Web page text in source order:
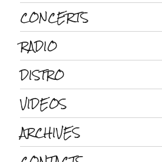
CONCERTS
RADIO
DISTRO
VIDEOS
ARCHIVES